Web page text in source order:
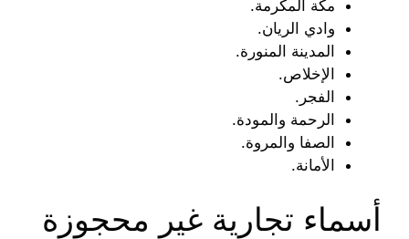
مكة المكرمة.
وادي الريان.
المدينة المنورة.
الإخلاص.
الفجر.
الرحمة والمودة.
الصفا والمروة.
الأمانة.
أسماء تجارية غير محجوزة